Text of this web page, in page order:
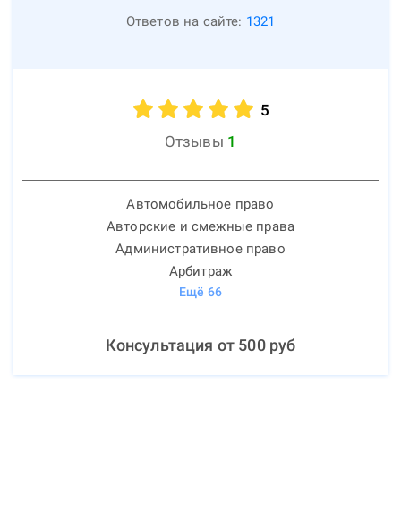
Ответов на сайте: 1321
5
Отзывы 1
Автомобильное право
Авторские и смежные права
Административное право
Арбитраж
Ещё 66
Консультация от 500руб